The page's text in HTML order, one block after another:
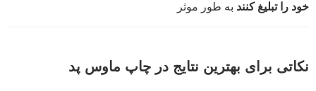
خود را تبلیغ کنند به طور موثر
نکاتی برای بهترین نتایج در چاپ ماوس پد